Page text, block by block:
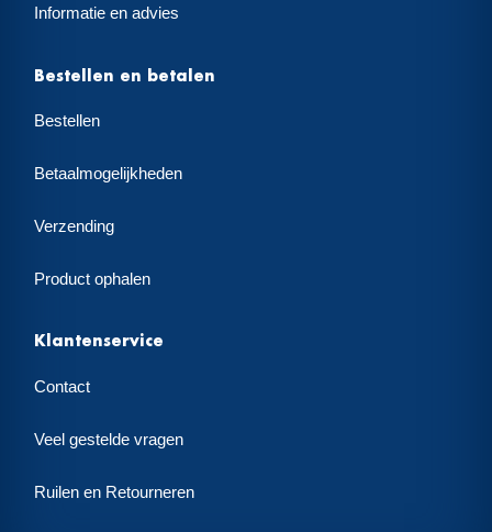
Informatie en advies
Bestellen en betalen
Bestellen
Betaalmogelijkheden
Verzending
Product ophalen
Klantenservice
Contact
Veel gestelde vragen
Ruilen en Retourneren